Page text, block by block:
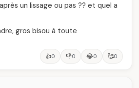
un lissage ou pas ?? et quel a
gros bisou à toute
👍0 👎0 😂0 🥰0